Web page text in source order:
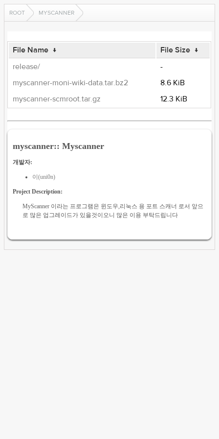
ROOT MYSCANNER
File Name ↓ File Size ↓
release/
-
myscanner-moni-wiki-data.tar.bz2
8.6 KiB
myscanner-scmroot.tar.gz
12.3 KiB
myscanner:: Myscanner
개발자:
이(uni0n)
Project Description:
MyScanner 이라는 프로그램은 윈도우,리눅스 용 포트 스캐너 로서 앞으
로 많은 업그레이드가 있을것이오니 많은 이용 부탁드립니다